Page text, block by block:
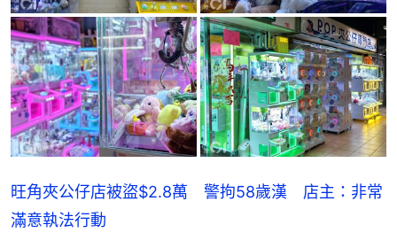
旺角夾公仔店被盜$2.8萬 警拘58歲漢 店主：非常
滿意執法行動